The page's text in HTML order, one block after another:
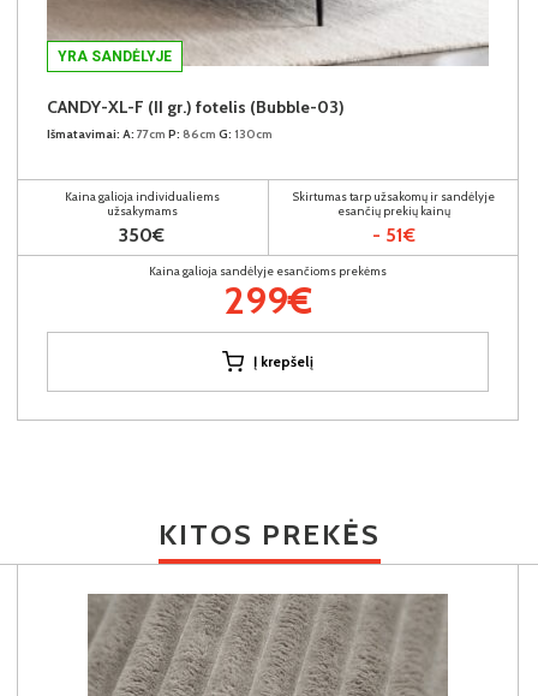
YRA SANDĖLYJE
CANDY-XL-F (II gr.) fotelis (Bubble-03)
Išmatavimai: A: 77cm P: 86cm G: 130cm
Kaina galioja individualiems
užsakymams
350€
Skirtumas tarp užsakomų ir sandėlyje
esančių prekių kainų
- 51€
Kaina galioja sandėlyje esančioms prekėms
299€
Į krepšelį
KITOS PREKĖS